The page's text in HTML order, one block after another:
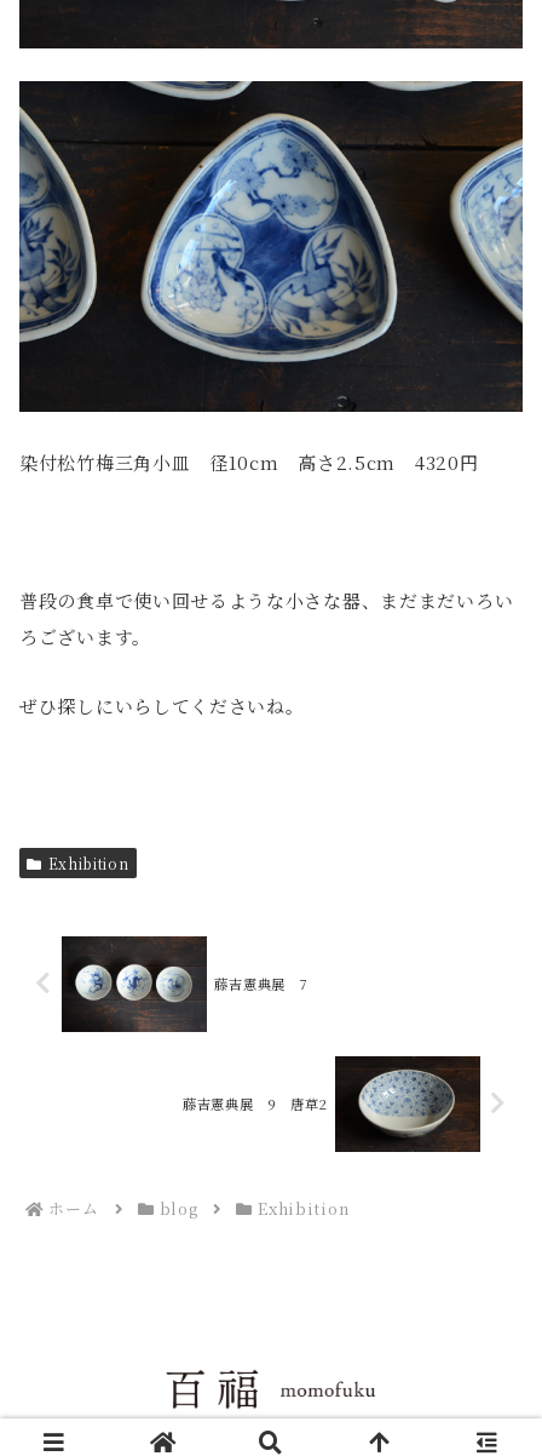
染付松竹梅三角小皿 径10cm 高さ2.5cm 4320円
普段の食卓で使い回せるような小さな器、まだまだいろい
ろございます。
ぜひ探しにいらしてくださいね。
Exhibition
藤吉憲典展 7
藤吉憲典展 9 唐草2
ホーム blog Exhibition
Copyright © 2004-2026 百福 All Rights Reserved.